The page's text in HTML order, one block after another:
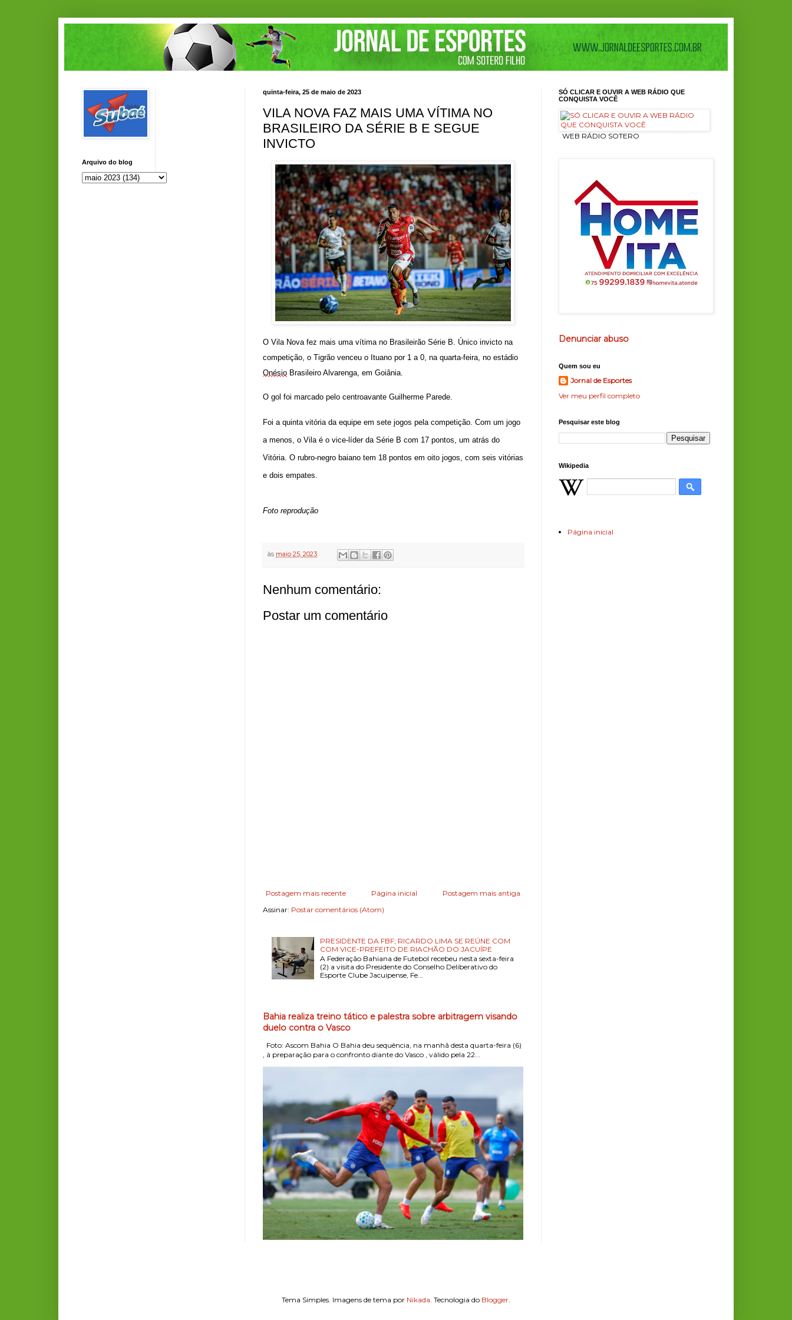
quinta-feira, 25 de maio de 2023
VILA NOVA FAZ MAIS UMA VÍTIMA NO
BRASILEIRO DA SÉRIE B E SEGUE
INVICTO
O Vila Nova fez mais uma vítima no Brasileirão Série B. Único invicto na
Onésio Brasileiro Alvarenga, em Goiânia.
O gol foi marcado pelo centroavante Guilherme Parede.
Foi a quinta vitória da equipe em sete jogos pela competição. Com um jogo
a menos, o Vila é o vice-líder da Série B com 17 pontos, um atrás do
Vitória. O rubro-negro baiano tem 18 pontos em oito jogos, com seis vitórias
e dois empates.
Foto reprodução
às maio 25, 2023
Nenhum comentário:
Postar um comentário
Postagem mais recente Postagem mais antiga
Página inicial
Assinar: Postar comentários (Atom)
PRESIDENTE DA FBF; RICARDO LIMA SE REÚNE COM
COM VICE-PREFEITO DE RIACHÃO DO JACUÍPE
A Federação Bahiana de Futebol recebeu nesta sexta-feira
(2) a visita do Presidente do Conselho Deliberativo do
Esporte Clube Jacuipense, Fe...
Bahia realiza treino tático e palestra sobre arbitragem visando
duelo contra o Vasco
Foto: Ascom Bahia O Bahia deu sequência, na manhã desta quarta-feira (6)
, à preparação para o confronto diante do Vasco , válido pela 22...
Arquivo do blog
SÓ CLICAR E OUVIR A WEB RÁDIO QUE
CONQUISTA VOCÊ
ㅤ WEB RÁDIO SOTERO
Denunciar abuso
Quem sou eu
Jornal de Esportes
Ver meu perfil completo
Pesquisar este blog
Wikipedia
Página inicial
Tema Simples. Imagens de tema por Nikada. Tecnologia do Blogger.